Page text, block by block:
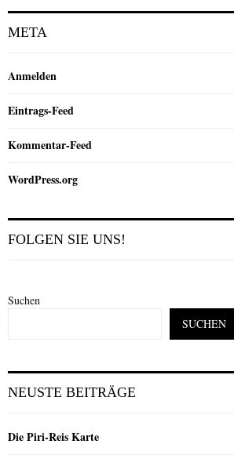
META
Anmelden
Eintrags-Feed
Kommentar-Feed
WordPress.org
FOLGEN SIE UNS!
Suchen
SUCHEN
NEUSTE BEITRÄGE
Die Piri-Reis Karte